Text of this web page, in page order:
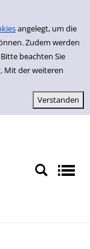
angelegt, um die
Zudem werden
beachten Sie
. Mit der weiteren